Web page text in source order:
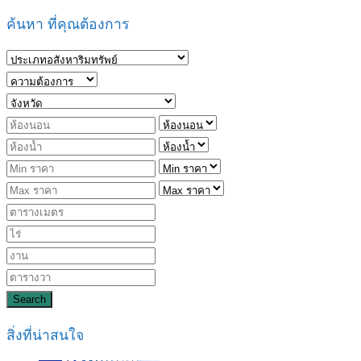
ค้นหา ที่คุณต้องการ
Search
สิ่งที่น่าสนใจ